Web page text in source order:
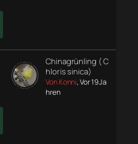
Chinagrünling ( C
hloris sinica)
Von Konni, Vor 19 Ja
hren